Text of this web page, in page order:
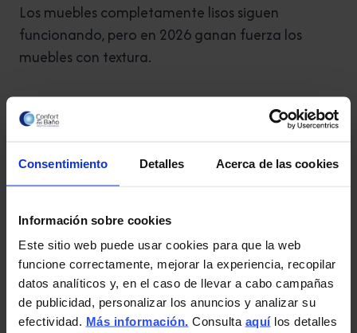
Consentimiento Detalles Acerca de las cookies
Información sobre cookies
Este sitio web puede usar cookies para que la web
funcione correctamente, mejorar la experiencia, recopilar
datos analíticos y, en el caso de llevar a cabo campañas
de publicidad, personalizar los anuncios y analizar su
efectividad. Más información. Consulta aquílos detalles
Los muebles completamente lisos siguen
funcionando, pero en 2026 ganan fuerza los
muebles con textura.
Los frentes estriados, ranurados o con pequeños
relieves aportan personalidad sin sobrecargar el
modernos, naturales o de estilo elegante.
Además, ayuda a que el baño no parezca tan
plano. La textura da profundidad y hace que el
mueble tenga más presencia.